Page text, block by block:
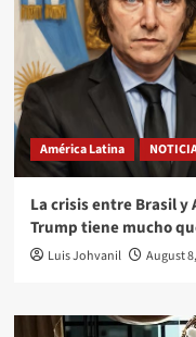
América Latina
La crisis entre Brasil
Trump tiene mucho
Luis Johvanil August